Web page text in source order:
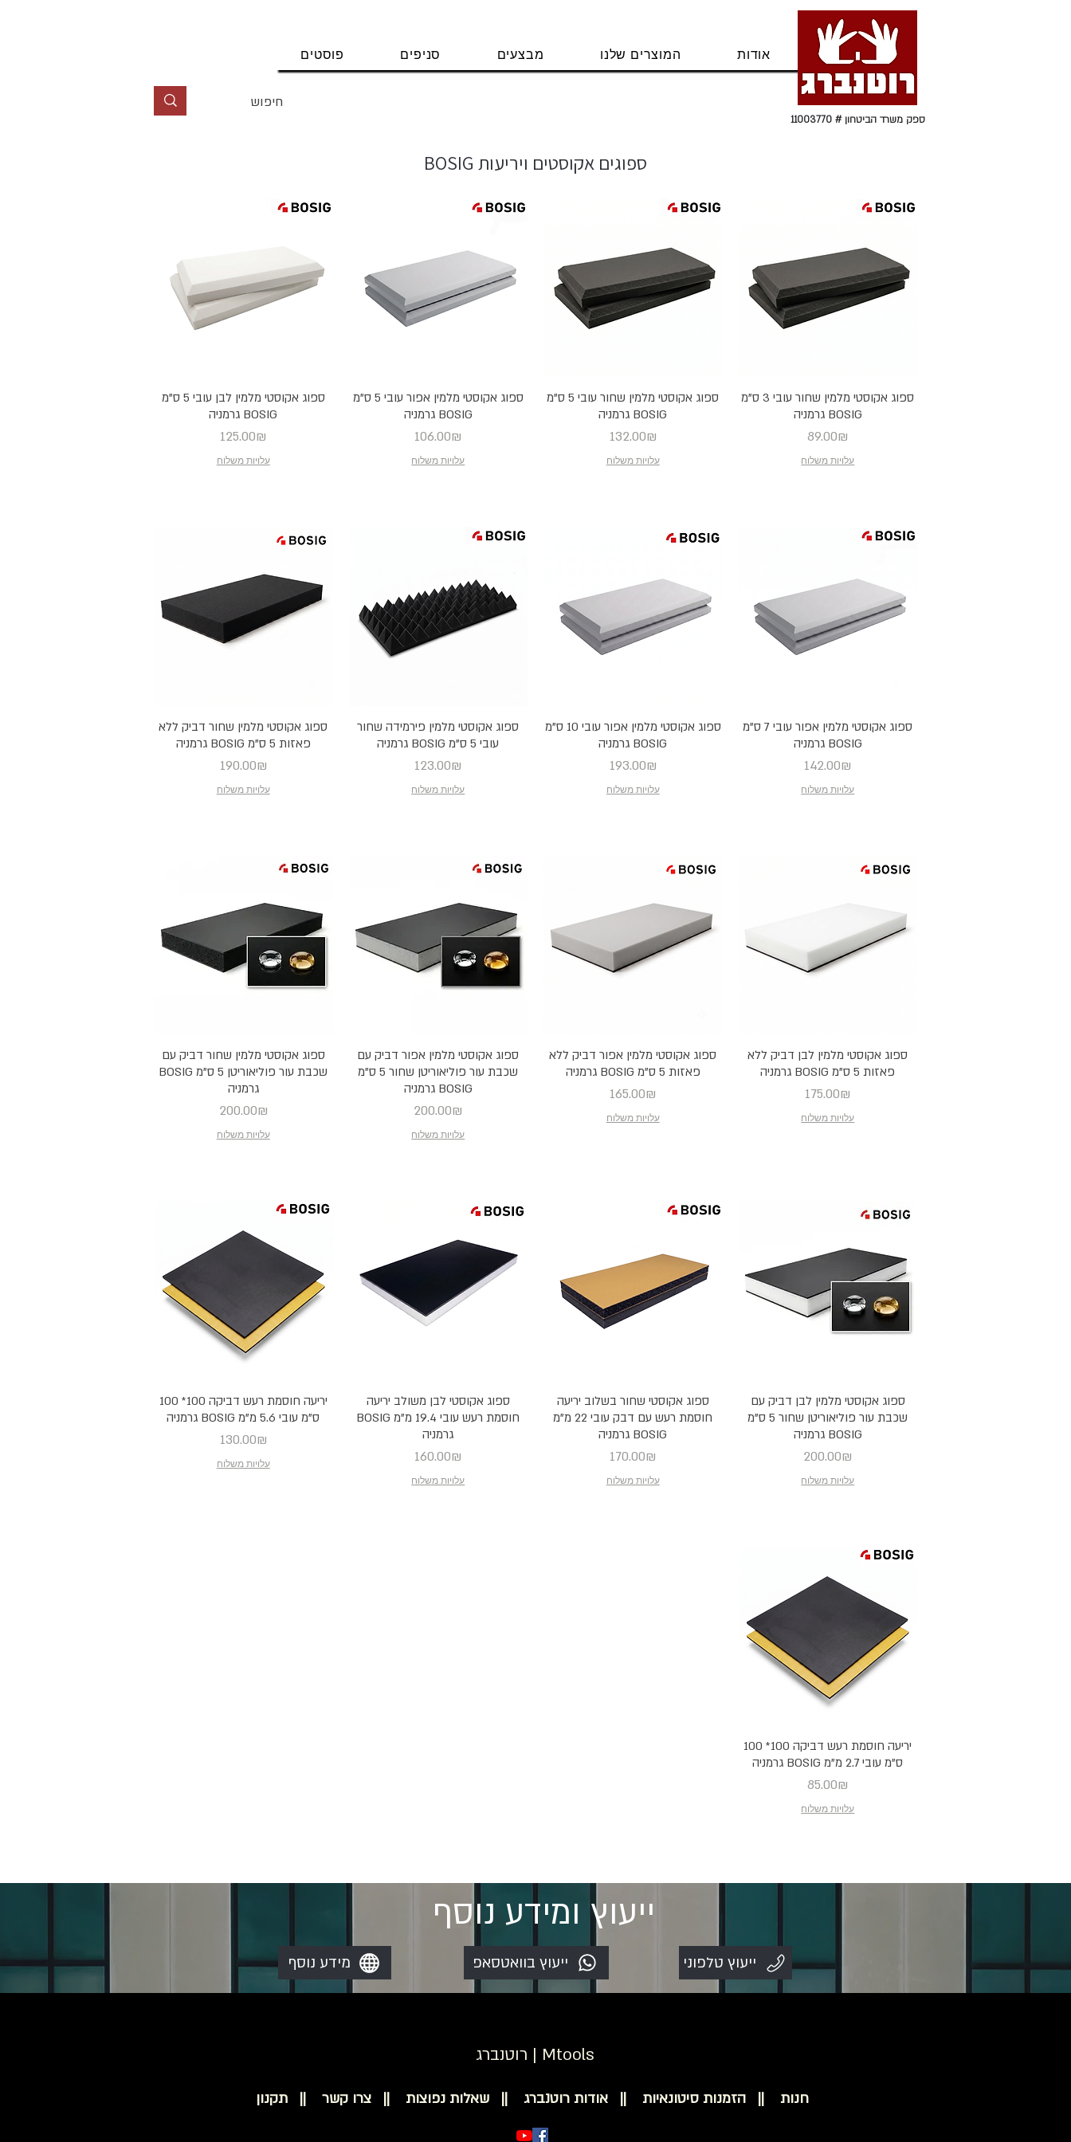
טל' 09-9564464 אודות המוצרים שלנו מבצעים סניפים פוסטים
ספק משרד הביטחון # 11003770
ספוגים אקוסטים ויריעות BOSIG
ספוג אקוסטי מלמין שחור עובי 3 ס"מ
BOSIG גרמניה
Price
89.00₪
עלויות משלוח
ספוג אקוסטי מלמין שחור עובי 5 ס"מ
BOSIG גרמניה
Price
132.00₪
עלויות משלוח
ספוג אקוסטי מלמין אפור עובי 5 ס"מ
BOSIG גרמניה
Price
106.00₪
עלויות משלוח
ספוג אקוסטי מלמין לבן עובי 5 ס"מ
BOSIG גרמניה
Price
125.00₪
עלויות משלוח
ספוג אקוסטי מלמין אפור עובי 7 ס"מ
BOSIG גרמניה
Price
142.00₪
עלויות משלוח
ספוג אקוסטי מלמין אפור עובי 10 ס"מ
BOSIG גרמניה
Price
193.00₪
עלויות משלוח
ספוג אקוסטי מלמין פירמידה שחור
עובי 5 ס"מ BOSIG גרמניה
Price
123.00₪
עלויות משלוח
ספוג אקוסטי מלמין שחור דביק ללא
פאזות 5 ס"מ BOSIG גרמניה
Price
190.00₪
עלויות משלוח
ספוג אקוסטי מלמין לבן דביק ללא
פאזות 5 ס"מ BOSIG גרמניה
Price
175.00₪
עלויות משלוח
ספוג אקוסטי מלמין אפור דביק ללא
פאזות 5 ס"מ BOSIG גרמניה
Price
165.00₪
עלויות משלוח
ספוג אקוסטי מלמין אפור דביק עם
שכבת עור פוליאוריטן שחור 5 ס"מ
BOSIG גרמניה
Price
200.00₪
עלויות משלוח
ספוג אקוסטי מלמין שחור דביק עם
שכבת עור פוליאוריטן 5 ס"מ BOSIG
גרמניה
Price
200.00₪
עלויות משלוח
ספוג אקוסטי מלמין לבן דביק עם
שכבת עור פוליאוריטן שחור 5 ס"מ
BOSIG גרמניה
Price
200.00₪
עלויות משלוח
ספוג אקוסטי שחור בשלוב יריעה
חוסמת רעש עם דבק עובי 22 מ"מ
BOSIG גרמניה
Price
170.00₪
עלויות משלוח
ספוג אקוסטי לבן משולב יריעה
חוסמת רעש עובי 19.4 מ"מ BOSIG
גרמניה
Price
160.00₪
עלויות משלוח
יריעה חוסמת רעש דביקה 100* 100
ס"מ עובי 5.6 מ"מ BOSIG גרמניה
Price
130.00₪
עלויות משלוח
יריעה חוסמת רעש דביקה 100* 100
ס"מ עובי 2.7 מ"מ BOSIG גרמניה
Price
85.00₪
עלויות משלוח
ייעוץ ומידע נוסף
מידע נוסף ייעוץ בוואטסאפ ייעוץ טלפוני
רוטנברג | Mtools
חנות || הזמנות סיטונאיות || אודות רוטנברג || שאלות נפוצות || צרו קשר || תקנון